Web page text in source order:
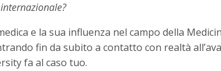
e la sua influenza nel campo della
fin da subito a contatto con realtà
fa al caso tuo.